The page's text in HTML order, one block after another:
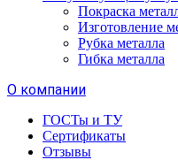
Покраска
Изготовление
Рубка металла
Гибка металла
О компании
ГОСТы и ТУ
Сертификаты
Отзывы